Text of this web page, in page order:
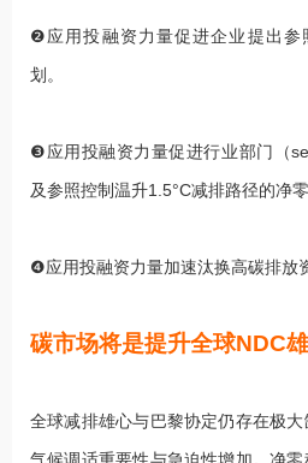
❷应用投融资力量促进企业提出参
划。
❸应用投融资力量促进行业部门（
及参照控制温升1.5°C减排路径的净零
❹应用投融资力量加速汰换高碳排放
碳市场将是提升全球NDC
全球减排雄心与巴黎协定仍存在极大